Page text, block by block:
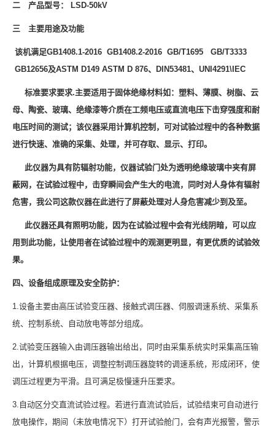
二 产品型号： LSD-50kV
三 主要用途及功能
该机满足GB1408.1-2016 GB1408.2-2016 GB/T1695 GB/T3333
GB12656及ASTM D149 ASTM D 876、DIN53481、UNI4291\IEC
标准要求要求.主要适用于固体绝缘材料如：塑料、薄膜、树脂、云
母、陶瓷、玻璃、绝缘漆等介质在工频电压或直流电压下击穿强度和耐
电压时间的测试；该仪器采用计算机控制，可对试验过程中的各种数据
进行快速、准确的采集、处理，并可存取、显示、打印。
此仪器为具有防辐射功能，仪器试验门处为透明绝缘玻璃中夹有屏
蔽网，在试验过程中，击穿瞬间会产生大的电流，同时对人身体有辐射
危害，我公司这款仪器在此进行了屏蔽处理对人身危害减少到及至。
此仪器还具有照明功能，因为在试验过程中会有光线阴暗，可以应
用到此功能，让使用者在试验过程中的观测更明显，有更优质的试验效
果。
四、设备组成原理及安全防护：
1.设备主要由高压试验变压器、接触式调压器、伺服调速系统、采集系
统、控制系统、自动放电等部分组成。
2.试验变压器输入由调压器输出给出，同时由采集系统实时采集高压输
出，计算机根据电压，调整控制调压器旋转的调速系统，形成闭环，使
调压过程更为平滑。且可满足极慢速升压要求。
3.自动区分交直流试验过程。若进行直流试验后，试验结束可自动进行
放电操作，期间（未放电情况下）打开试验舱门，会有声光报警，警示